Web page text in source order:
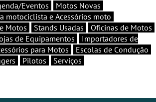
Eventos
Motos Novas
motociclista e Acessórios moto
Motos
Stands Usadas
Oficinas de Motos
de Equipamentos
Importadores de
para Motos
Escolas de Condução
Pilotos Serviços